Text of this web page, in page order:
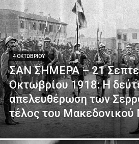
4 ΟΚΤΩΒΡΊΟΥ
ΣΑΝ ΣΗΜΕΡΑ – 21
Οκτωβρίου 1918: Η
απελευθέρωση των
τέλος του